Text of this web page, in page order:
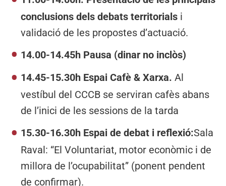
conclusions dels debats territorials i
validació de les propostes d’actuació.
14.00-14.45h Pausa (dinar no inclòs)
14.45-15.30h Espai Cafè & Xarxa. Al
vestíbul del CCCB se serviran cafès abans
de l’inici de les sessions de la tarda
15.30-16.30h Espai de debat i reflexió:Sala
Raval: “El Voluntariat, motor econòmic i de
millora de l’ocupabilitat” (ponent pendent
de confirmar).